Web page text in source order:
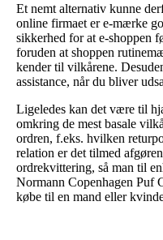
Et nemt alternativ kunne
online firmaet er e-mærke
sikkerhed for at e-shoppen
foruden at shoppen
kender til vilkårene.
assistance, når du bliver
Ligeledes kan det være til
omkring de mest basale
ordren, f.eks. hvilken
relation er det tilmed
ordrekvittering, så man til
Normann Copenhagen Puf
købe til en mand eller